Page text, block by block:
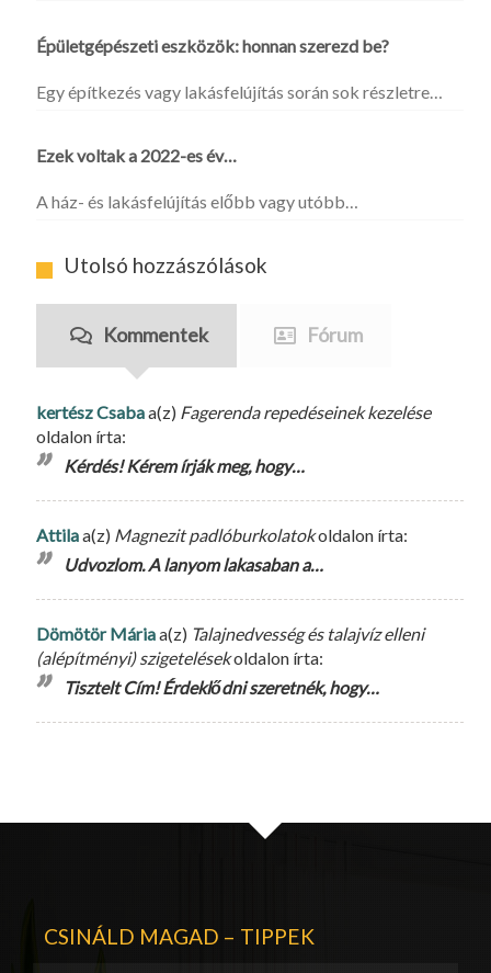
Épületgépészeti eszközök: honnan szerezd be?
Egy építkezés vagy lakásfelújítás során sok részletre…
Ezek voltak a 2022-es év…
A ház- és lakásfelújítás előbb vagy utóbb…
Utolsó hozzászólások
Kommentek Fórum
kertész Csabaa(z) Fagerenda repedéseinek kezelése
oldalon írta:
Kérdés! Kérem írják meg, hogy…
Attilaa(z) Magnezit padlóburkolatokoldalon írta:
Udvozlom. A lanyom lakasaban a…
Dömötör Máriaa(z) Talajnedvesség és talajvíz elleni
(alépítményi) szigetelésekoldalon írta:
Tisztelt Cím! Érdeklődni szeretnék, hogy…
CSINÁLD MAGAD – TIPPEK